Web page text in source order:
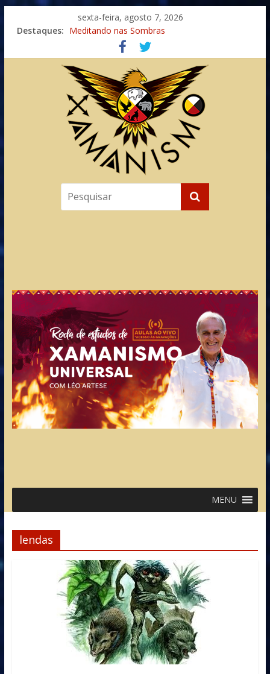
sexta-feira, agosto 7, 2026
Destaques: Meditando nas Sombras
Autosuficiência: A Jornada do Espírito Ancestral
Xamanismo Universal
Totens – Caminho Espiritual – Crescimento
Imaginação na Cura
MENU
lendas